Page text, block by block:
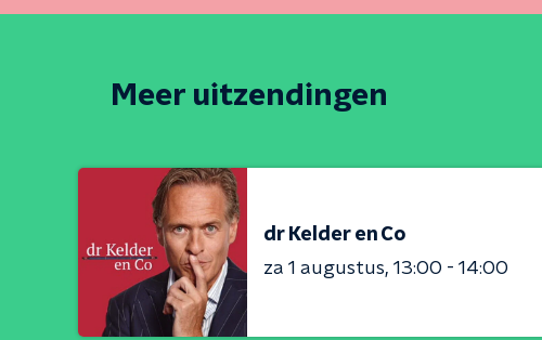
Meer uitzendingen
dr Kelder en Co
za 1 augustus 13:00 - 14:00